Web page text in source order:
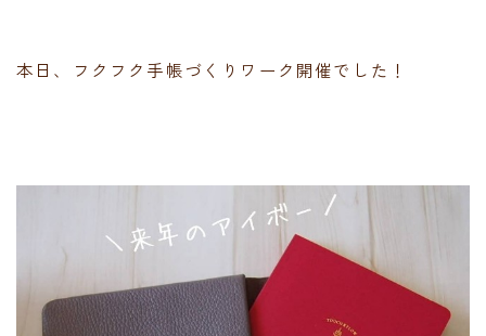
本日、フクフク手帳づくりワーク開催でした！